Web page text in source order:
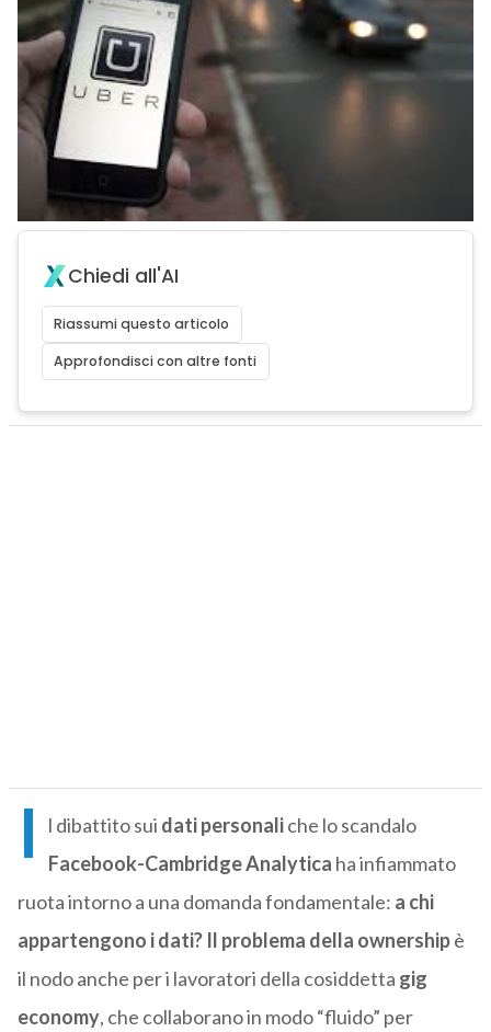
Chiedi all'AI
Riassumi questo articolo
Approfondisci con altre fonti
I l dibattito sui dati personaliche lo scandalo
Facebook-Cambridge Analytica ha infiammato
ruota intorno a una domanda fondamentale: a chi
appartengono i dati? Il problema della ownershipè
il nodo anche per i lavoratori della cosiddetta gig
economy, che collaborano in modo “fluido” per